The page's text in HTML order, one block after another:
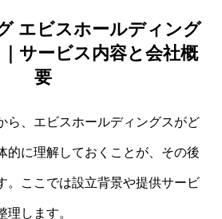
エビスホールディング
サービス内容と会社概
要
ら、エビスホールディングスがど
的に理解しておくことが、その後
。ここでは設立背景や提供サービ
理します。